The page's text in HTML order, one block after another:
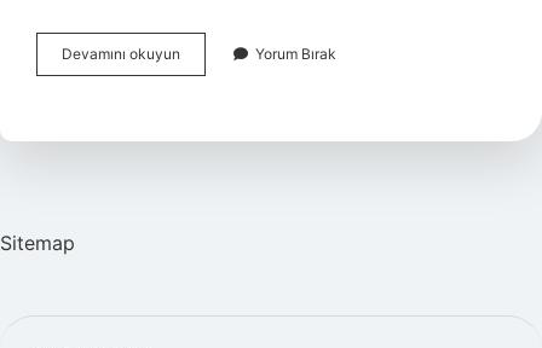
Devamını okuyun
Fiyatı
Yorum Bırak
Sitemap